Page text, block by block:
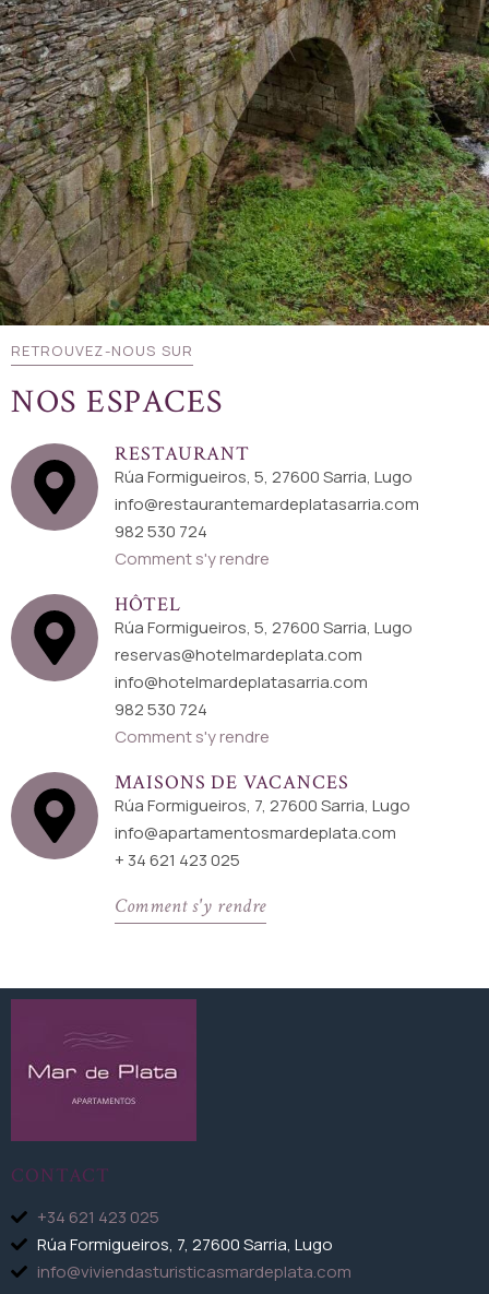
RETROUVEZ-NOUS SUR
NOS ESPACES
RESTAURANT
Rúa Formigueiros, 5, 27600 Sarria, Lugo
info@restaurantemardeplatasarria.com
982 530 724
Comment s'y rendre
HÔTEL
Rúa Formigueiros, 5, 27600 Sarria, Lugo
reservas@hotelmardeplata.com
info@hotelmardeplatasarria.com
982 530 724
Comment s'y rendre
MAISONS DE VACANCES
Rúa Formigueiros, 7, 27600 Sarria, Lugo
info@apartamentosmardeplata.com
+ 34 621 423 025
Comment s'y rendre
CONTACT
+34 621 423 025
Rúa Formigueiros, 7, 27600 Sarria, Lugo
info@viviendasturisticasmardeplata.com